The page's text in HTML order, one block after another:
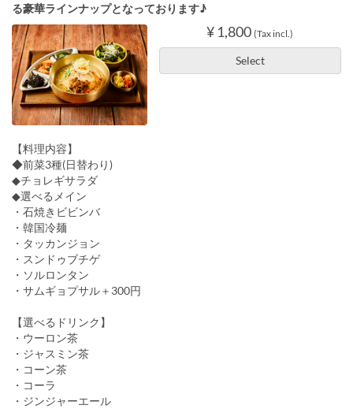
る豪華ラインナップとなっております♪
¥ 1,800 (Tax incl.)
Select
【料理内容】
◆前菜3種(日替わり)
◆チョレギサラダ
◆選べるメイン
・石焼きビビンバ
・韓国冷麺
・タッカンジョン
・スンドゥブチゲ
・ソルロンタン
・サムギョプサル＋300円
【選べるドリンク】
・ウーロン茶
・ジャスミン茶
・コーン茶
・コーラ
・ジンジャーエール